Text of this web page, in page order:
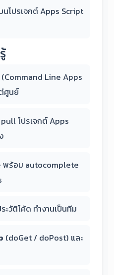
โปรเจกต์ Apps Script
(Command Line Apps
ศูนย์
โปรเจกต์ Apps
พร้อม autocomplete
ะวัติโค้ด ทำงานเป็นทีม
(doGet / doPost) และ